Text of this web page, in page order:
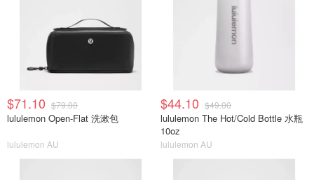
$71.10 $79.00
lululemon Open-Flat 洗漱包
lululemon AU
$44.10 $49.00
lululemon The Hot/Cold Bottle 水瓶
10oz
lululemon AU